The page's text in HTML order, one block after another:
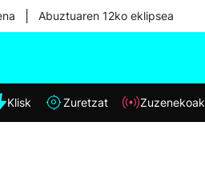
Abuztuaren 12ko eklipsea
Klisk Zuretzat Zuzenekoak